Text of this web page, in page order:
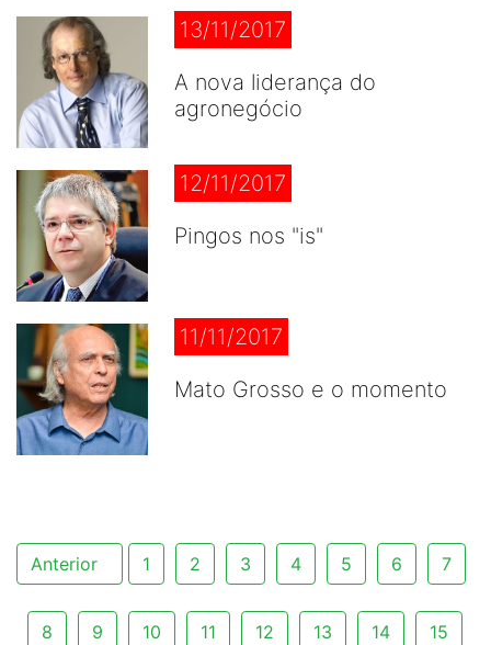
13/11/2017
A nova liderança do
agronegócio
12/11/2017
Pingos nos "is"
11/11/2017
Mato Grosso e o momento
Anterior 1 2 3 4 5 6 7
8 9 10 11 12 13 14 15